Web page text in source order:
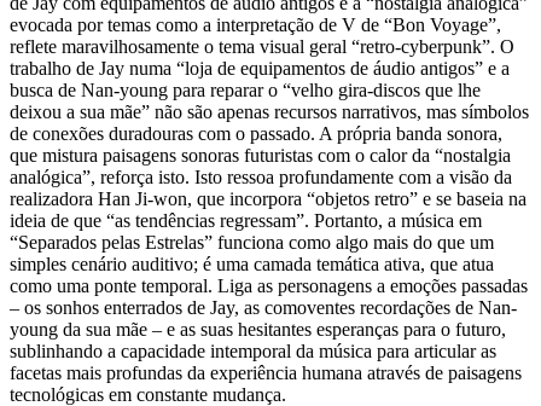
evocada por temas como a interpretação de V de “Bon Voyage”,
reflete maravilhosamente o tema visual geral “retro-cyberpunk”. O
trabalho de Jay numa “loja de equipamentos de áudio antigos” e a
busca de Nan-young para reparar o “velho gira-discos que lhe
deixou a sua mãe” não são apenas recursos narrativos, mas símbolos
de conexões duradouras com o passado. A própria banda sonora,
que mistura paisagens sonoras futuristas com o calor da “nostalgia
analógica”, reforça isto. Isto ressoa profundamente com a visão da
realizadora Han Ji-won, que incorpora “objetos retro” e se baseia na
ideia de que “as tendências regressam”. Portanto, a música em
“Separados pelas Estrelas” funciona como algo mais do que um
simples cenário auditivo; é uma camada temática ativa, que atua
como uma ponte temporal. Liga as personagens a emoções passadas
– os sonhos enterrados de Jay, as comoventes recordações de Nan-
young da sua mãe – e as suas hesitantes esperanças para o futuro,
sublinhando a capacidade intemporal da música para articular as
facetas mais profundas da experiência humana através de paisagens
tecnológicas em constante mudança.